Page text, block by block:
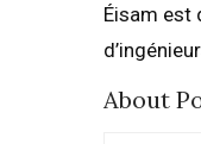
Éisam est
About